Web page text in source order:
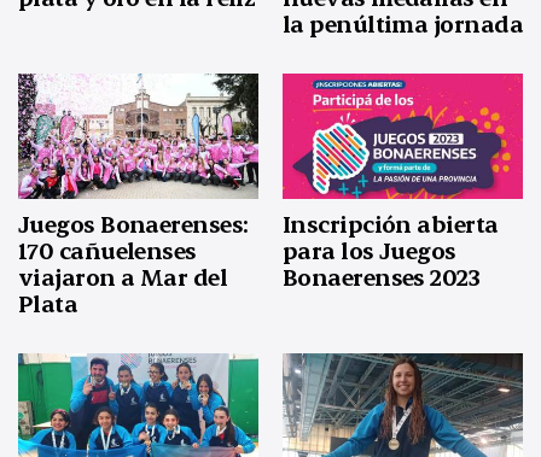
la penúltima jornada
Juegos Bonaerenses:
170 cañuelenses
viajaron a Mar del
Plata
Inscripción abierta
para los Juegos
Bonaerenses 2023